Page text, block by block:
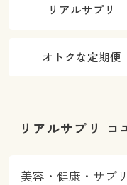
リアルサプリ
オトクな定期便
リアルサプリ コ
美容・健康・サプ